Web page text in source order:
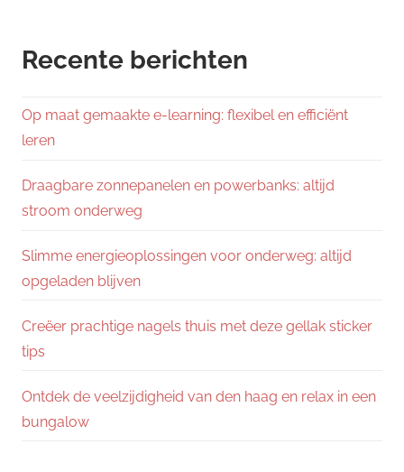
Recente berichten
Op maat gemaakte e-learning: flexibel en efficiënt
leren
Draagbare zonnepanelen en powerbanks: altijd
stroom onderweg
Slimme energieoplossingen voor onderweg: altijd
opgeladen blijven
Creëer prachtige nagels thuis met deze gellak sticker
tips
Ontdek de veelzijdigheid van den haag en relax in een
bungalow